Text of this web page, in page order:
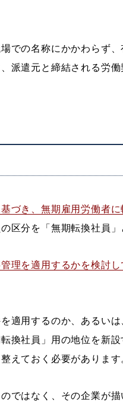
での名称にかかわらず
派遣元と締結される労働
づき、無期雇用労働者
区分を「無期転換社員」
理を適用するかを検討
適用するのか、あるい
換社員」用の地位を新
えておく必要があります
ではなく、その企業が